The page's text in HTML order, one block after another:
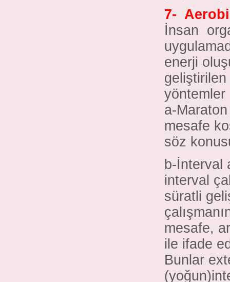
7-
İnsan
enerji
yöntemler
a-
mesafe
söz
b-İnterval
interval
süratli
mesafe,
ile ifade
Bunlar